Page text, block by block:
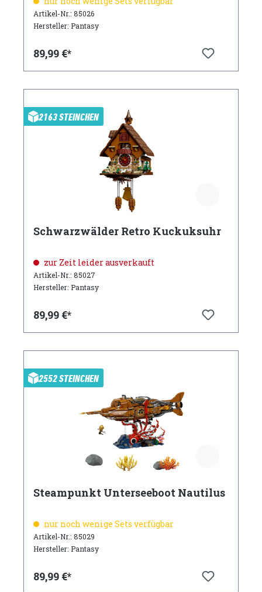
Artikel-Nr.: 85026
Hersteller: Pantasy
89,99 €*
2163 STEINCHEN
Schwarzwälder Retro Kuckuksuhr
zur Zeit leider ausverkauft
Artikel-Nr.: 85027
Hersteller: Pantasy
89,99 €*
2552 STEINCHEN
Steampunkt Unterseeboot Nautilus
nur noch wenige Sets verfügbar
Artikel-Nr.: 85029
Hersteller: Pantasy
89,99 €*